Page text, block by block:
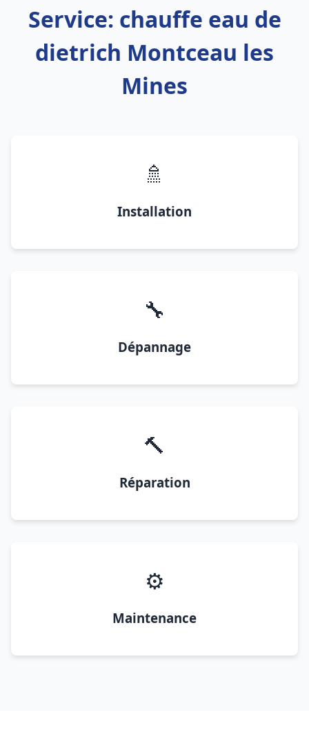
Service: chauffe eau de
dietrich Montceau les
Mines
🚿
Installation
🔧
Dépannage
🔨
Réparation
⚙️
Maintenance